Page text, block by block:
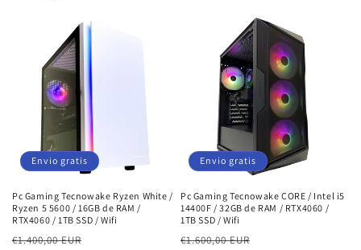
Envio gratis
Pc Gaming Tecnowake Ryzen White /
Ryzen 5 5600 / 16GB de RAM /
RTX4060 / 1TB SSD / Wifi
Precio
€1.400,00 EUR
Envio gratis
Pc Gaming Tecnowake CORE / Intel i5
14400F / 32GB de RAM / RTX4060 /
1TB SSD / Wifi
Precio
€1.600,00 EUR